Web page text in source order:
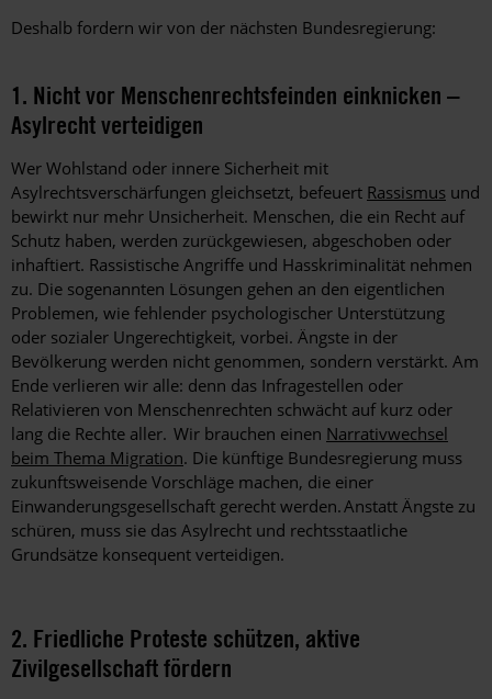
Deshalb fordern wir von der nächsten Bundesregierung:
1. Nicht vor Menschenrechtsfeinden einknicken –
Asylrecht verteidigen
Wer Wohlstand oder innere Sicherheit mit
Asylrechtsverschärfungen gleichsetzt, befeuert Rassismus und
bewirkt nur mehr Unsicherheit. Menschen, die ein Recht auf
Schutz haben, werden zurückgewiesen, abgeschoben oder
inhaftiert. Rassistische Angriffe und Hasskriminalität nehmen
zu. Die sogenannten Lösungen gehen an den eigentlichen
Problemen, wie fehlender psychologischer Unterstützung
oder sozialer Ungerechtigkeit, vorbei. Ängste in der
Bevölkerung werden nicht genommen, sondern verstärkt. Am
Ende verlieren wir alle: denn das Infragestellen oder
Relativieren von Menschenrechten schwächt auf kurz oder
lang die Rechte aller. Wir brauchen einen Narrativwechsel
beim Thema Migration. Die künftige Bundesregierung muss
zukunftsweisende Vorschläge machen, die einer
Einwanderungsgesellschaft gerecht werden. Anstatt Ängste zu
schüren, muss sie das Asylrecht und rechtsstaatliche
Grundsätze konsequent verteidigen.
2. Friedliche Proteste schützen, aktive
Zivilgesellschaft fördern